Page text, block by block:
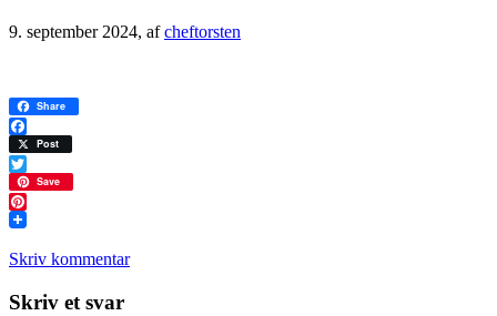
9. september 2024, afcheftorsten
Share
Facebook
Post
Twitter
Save
Pinterest
Skriv kommentar
Læserinteraktioner
Skriv et svar